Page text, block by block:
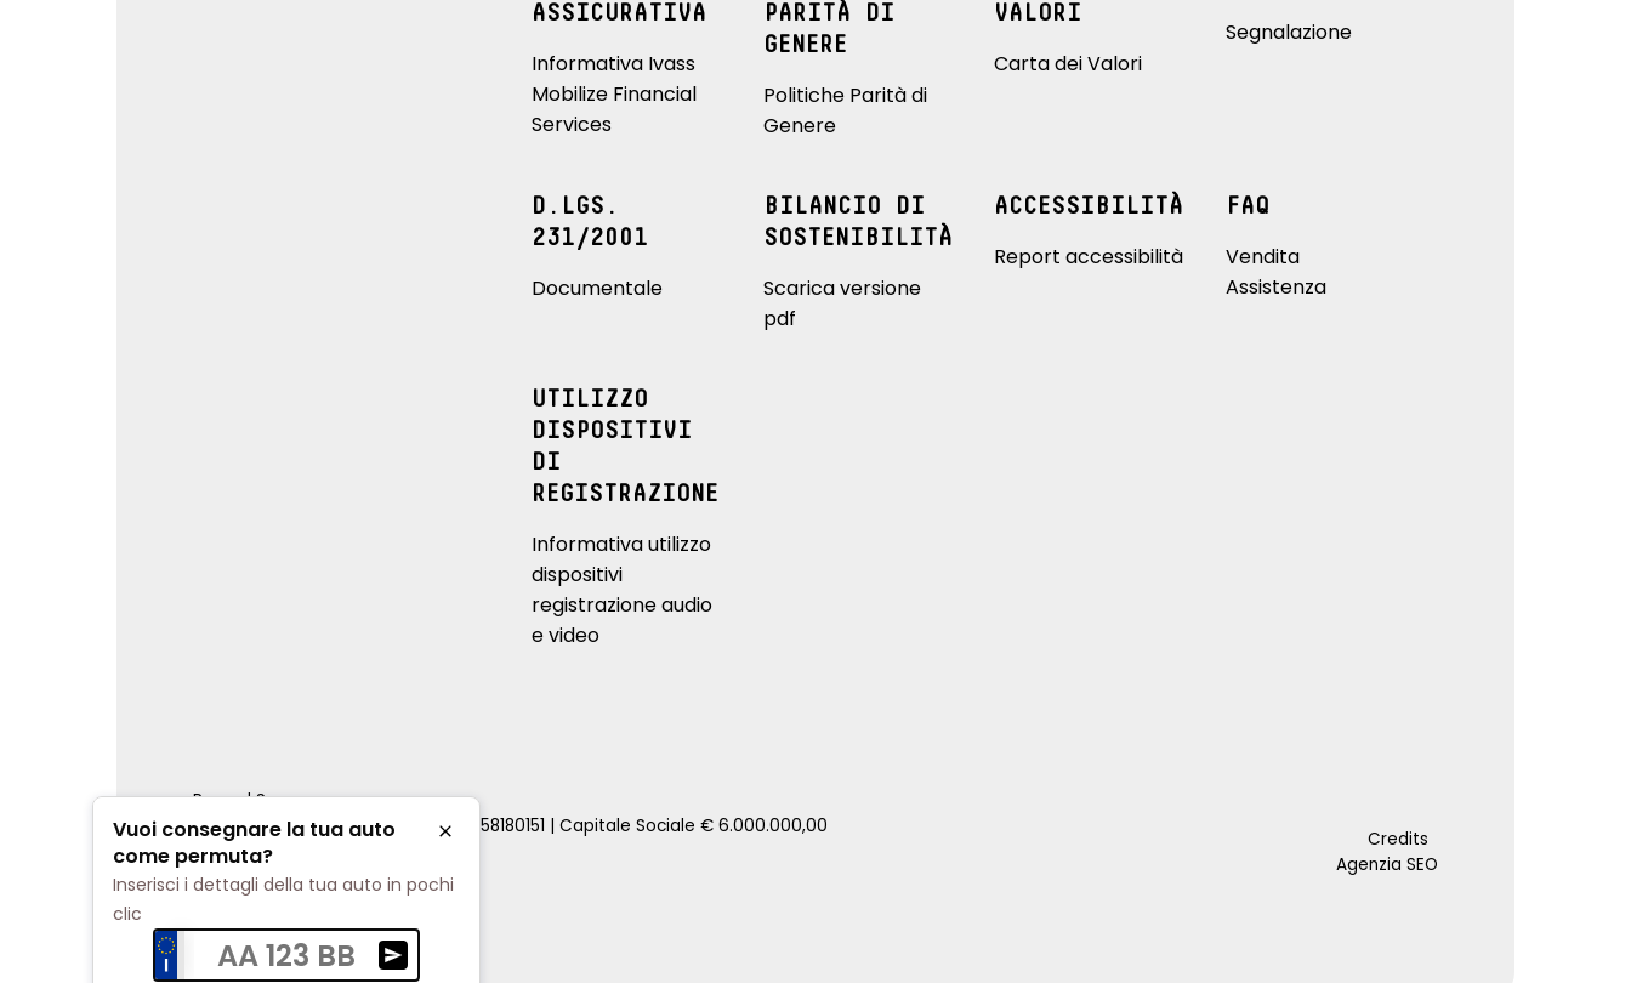
ASSICURATIVA
Informativa Ivass
Mobilize Financial
Services
PARITÀ DI
GENERE
Politiche Parità di
Genere
VALORI
Carta dei Valori
Segnalazione
D.LGS.
231/2001
Documentale
BILANCIO DI
SOSTENIBILITÀ
Scarica versione
pdf
ACCESSIBILITÀ
Report accessibilità
FAQ
Vendita
Assistenza
UTILIZZO
DISPOSITIVI
DI
REGISTRAZIONE
Informativa utilizzo
dispositivi
registrazione audio
e video
Renord S.p.a.
REA Milano 810796 | P.IVA e C.F. 00858180151 | Capitale Sociale € 6.000.000,00
Cookie Policy
Privacy Policy
Impostazioni di tracciamento
Credits
Agenzia SEO
Vuoi consegnare la tua auto
come permuta?
Chiudi
Inserisci i dettagli della tua auto in pochi
clic
AA 123 BB
Ricevi una valutazione della tua auto senza impegno